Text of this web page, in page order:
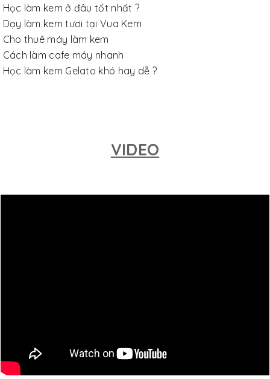
Học làm kem ở đâu tốt nhất ?
Dạy làm kem tươi tại Vua Kem
Cho thuê máy làm kem
Cách làm cafe máy nhanh
Học làm kem Gelato khó hay dễ ?
VIDEO